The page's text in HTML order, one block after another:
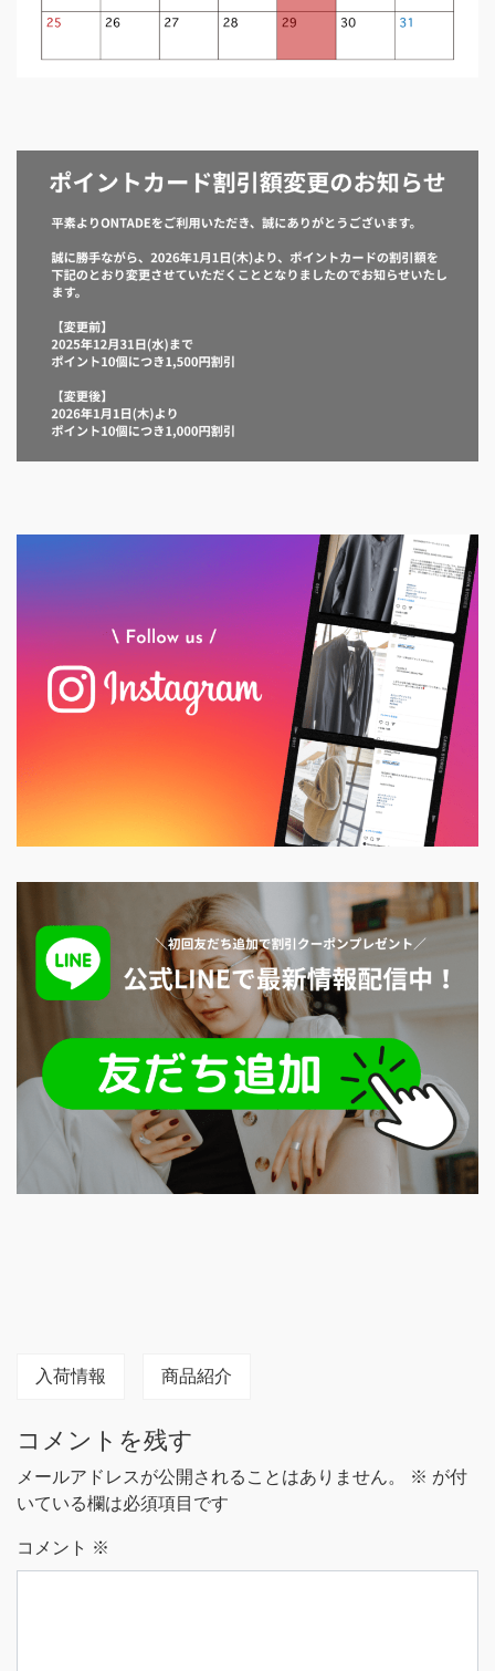
入荷情報 商品紹介
コメントを残す
メールアドレスが公開されることはありません。 ※ が付
いている欄は必須項目です
コメント ※